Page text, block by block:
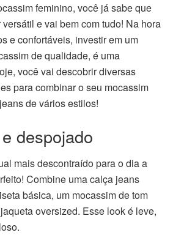
feminino, você já sabe que
e vai bem com tudo! Na hora
e confortáveis, investir em um
de qualidade, é uma
você vai descobrir diversas
para combinar o seu mocassim
de vários estilos!
despojado
mais descontraído para o dia a
Combine uma calça jeans
básica, um mocassim de tom
oversized. Esse look é leve,